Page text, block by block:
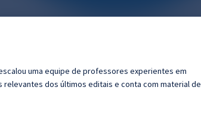
uma equipe de professores experientes em
dos últimos editais e conta com material de